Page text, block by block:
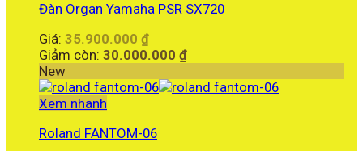
Đàn Organ Yamaha PSR SX720
Giá:35.900.000₫
gốc
35.900.000 ₫.
Giảm còn: 30.000.000 ₫Giá
tại
New
Xem nhanh
Roland FANTOM-06